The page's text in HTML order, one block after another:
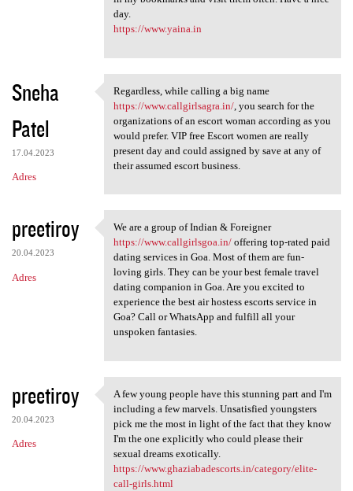
day.
https://www.yaina.in
Sneha
Patel
17.04.2023
Adres
Regardless, while calling a
Regardless, while calling a big name
https://www.callgirlsagra.in/, you search for the
organizations of an escort woman according as you
would prefer. VIP free Escort women are really
present day and could assigned by save at any of
their assumed escort business.
preetiroy
20.04.2023
Adres
We are a group of Indian &
We are a group of Indian & Foreigner
https://www.callgirlsgoa.in/offering top-rated paid
dating services in Goa. Most of them are fun-
loving girls. They can be your best female travel
dating companion in Goa. Are you excited to
experience the best air hostess escorts service in
Goa? Call or WhatsApp and fulfill all your
unspoken fantasies.
preetiroy
20.04.2023
Adres
A few young people have this
A few young people have this stunning part and I'm
including a few marvels. Unsatisfied youngsters
pick me the most in light of the fact that they know
I'm the one explicitly who could please their
sexual dreams exotically.
https://www.ghaziabadescorts.in/category/elite-
call-girls.html